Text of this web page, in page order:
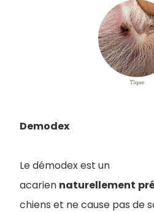
Demodex
Le démodex est un
acarien naturellement
chiens et ne cause pas de